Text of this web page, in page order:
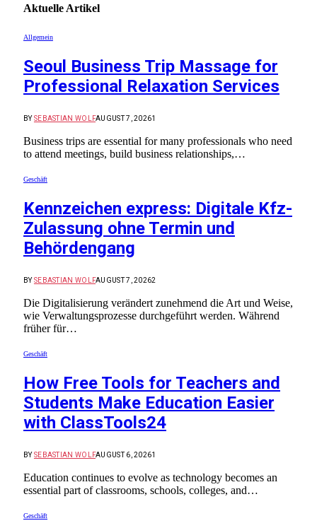
Aktuelle Artikel
Allgemein
Seoul Business Trip Massage for
Professional Relaxation Services
BY SEBASTIAN WOLFAUGUST 7, 20261
Business trips are essential for many professionals who need
to attend meetings, build business relationships,…
Geschäft
Kennzeichen express: Digitale Kfz-
Zulassung ohne Termin und
Behördengang
BY SEBASTIAN WOLFAUGUST 7, 20262
Die Digitalisierung verändert zunehmend die Art und Weise,
wie Verwaltungsprozesse durchgeführt werden. Während
früher für…
Geschäft
How Free Tools for Teachers and
Students Make Education Easier
with ClassTools24
BY SEBASTIAN WOLFAUGUST 6, 20261
Education continues to evolve as technology becomes an
essential part of classrooms, schools, colleges, and…
Geschäft